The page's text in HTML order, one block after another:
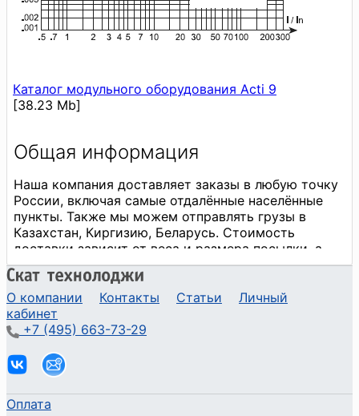
Каталог модульного оборудования Acti 9
[38.23 Mb]
О компании Контакты Статьи
Личный
кабинет
+7 (495) 663-73-29
Оплата